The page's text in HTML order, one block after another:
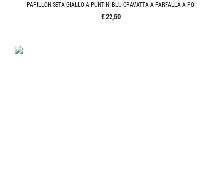
PAPILLON SETA GIALLO A PUNTINI BLU CRAVATTA A FARFALLA A POI
€ 22,50